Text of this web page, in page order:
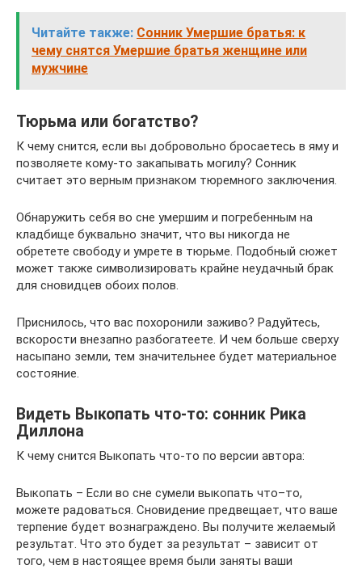
Читайте также: Сонник Умершие братья: к
чему снятся Умершие братья женщине или
мужчине
Тюрьма или богатство?
К чему снится, если вы добровольно бросаетесь в яму и
позволяете кому-то закапывать могилу? Сонник
считает это верным признаком тюремного заключения.
Обнаружить себя во сне умершим и погребенным на
кладбище буквально значит, что вы никогда не
обретете свободу и умрете в тюрьме. Подобный сюжет
может также символизировать крайне неудачный брак
для сновидцев обоих полов.
Приснилось, что вас похоронили заживо? Радуйтесь,
вскорости внезапно разбогатеете. И чем больше сверху
насыпано земли, тем значительнее будет материальное
состояние.
Видеть Выкопать что-то: сонник Рика
Диллона
К чему снится Выкопать что-то по версии автора:
Выкопать – Если во сне сумели выкопать что–то,
можете радоваться. Сновидение предвещает, что ваше
терпение будет вознаграждено. Вы получите желаемый
результат. Что это будет за результат – зависит от
того, чем в настоящее время были заняты ваши